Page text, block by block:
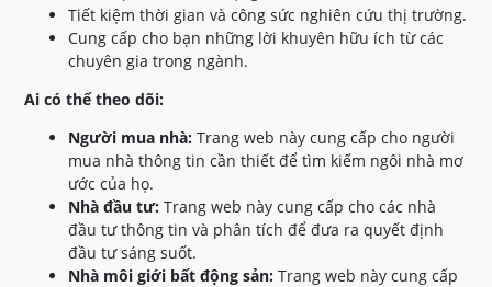
Tiết kiệm thời gian và công sức nghiên cứu thị trường.
Cung cấp cho bạn những lời khuyên hữu ích từ các
chuyên gia trong ngành.
Ai có thể theo dõi:
Người mua nhà: Trang web này cung cấp cho người
mua nhà thông tin cần thiết để tìm kiếm ngôi nhà mơ
ước của họ.
Nhà đầu tư: Trang web này cung cấp cho các nhà
đầu tư thông tin và phân tích để đưa ra quyết định
đầu tư sáng suốt.
Nhà môi giới bất động sản: Trang web này cung cấp